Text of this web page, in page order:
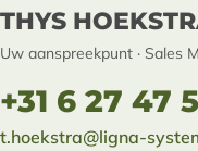
THYS
Uw aanspreekpunt · Sales
+31 6 27 47
t.hoekstra@ligna-